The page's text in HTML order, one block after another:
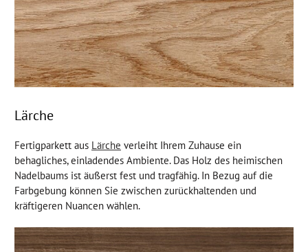
Lärche
Fertigparkett aus Lärche verleiht Ihrem Zuhause ein
behagliches, einladendes Ambiente. Das Holz des heimischen
Nadelbaums ist äußerst fest und tragfähig. In Bezug auf die
Farbgebung können Sie zwischen zurückhaltenden und
kräftigeren Nuancen wählen.